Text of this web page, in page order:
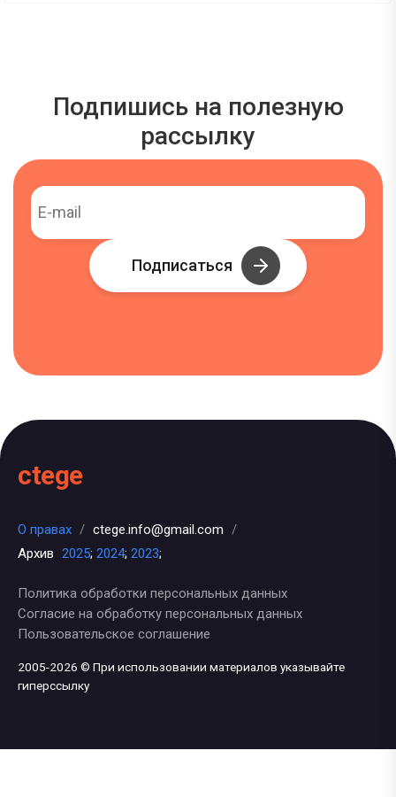
Подпишись на полезную
рассылку
Подписаться
ctege
О правах / ctege.info@gmail.com /
Архив 2025; 2024; 2023;
Политика обработки персональных данных
Согласие на обработку персональных данных
Пользовательское соглашение
2005-2026 © При использовании материалов указывайте
гиперссылку